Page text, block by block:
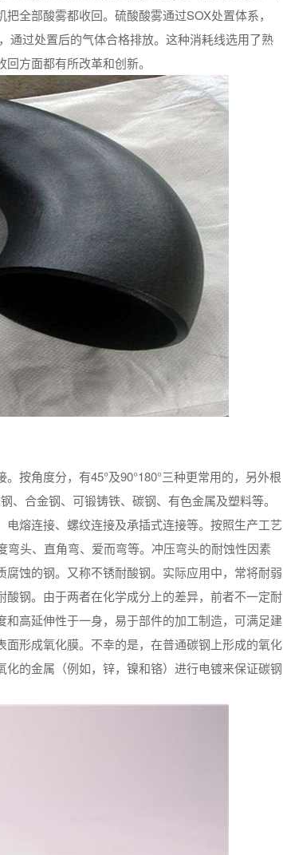
全部酸雾都收回。硫酸酸雾通过SOX处置体系，
通过处置后的气体合格排放。这种消耗线选用了熟
方面都有所改革和创新。
按角度分，有45°及90°180°三种更常用的，另外根
合金钢、可锻铸铁、碳钢、有色金属及塑料等。
熔连接、螺纹连接及承插式连接等。按照生产工艺
头、直角弯、爱而弯等。冲压弯头的耐蚀性因素
蚀的钢。又称不锈耐酸钢。实际应用中，常将耐弱
钢。由于两者在化学成分上的差异，前者不一定耐
高延伸性于一身，易于部件的加工制造，可满足建
形成氧化膜。不幸的是，在普通碳钢上形成的氧化
的金属（例如，锌，镍和铬）进行电镀来保证碳钢